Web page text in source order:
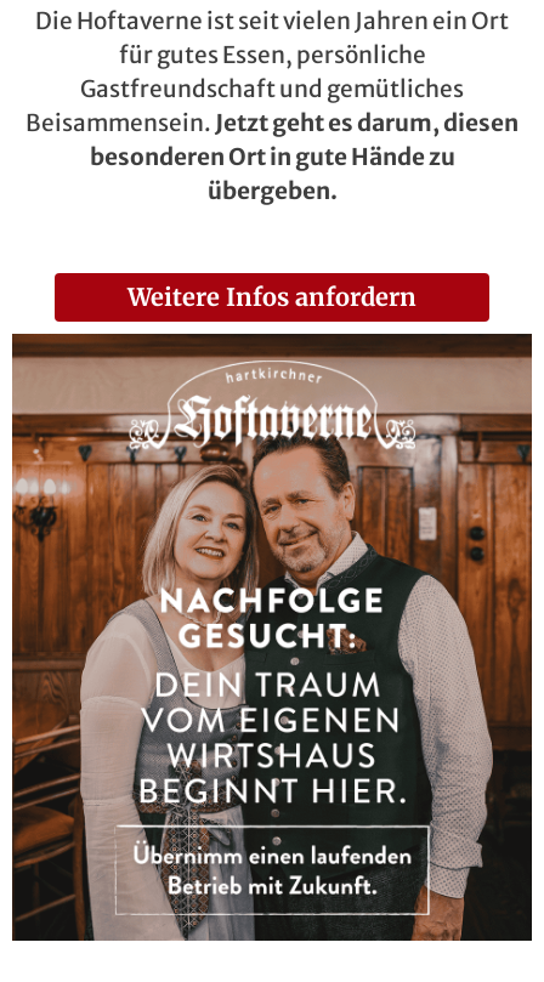
Die Hoftaverne ist seit vielen Jahren ein Ort
für gutes Essen, persönliche
Gastfreundschaft und gemütliches
Beisammensein. Jetzt geht es darum, diesen
besonderen Ort in gute Hände zu
übergeben.
Weitere Infos anfordern